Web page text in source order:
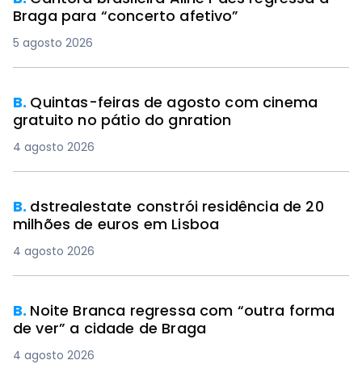
Braga para “concerto afetivo”
5 agosto 2026
B. Quintas-feiras de agosto com cinema
gratuito no pátio do gnration
4 agosto 2026
B. dstrealestate constrói residência de 20
milhões de euros em Lisboa
4 agosto 2026
B. Noite Branca regressa com “outra forma
de ver” a cidade de Braga
4 agosto 2026